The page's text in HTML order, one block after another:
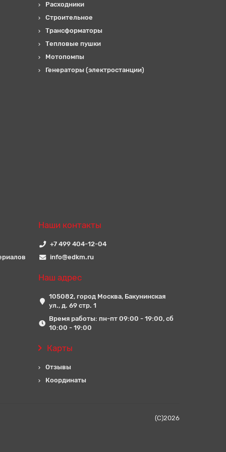
Расходники
Строительное
Трансформаторы
Тепловые пушки
Мотопомпы
Генераторы (электростанции)
Наши контакты
+7 499 404-12-04
info@edkm.ru
Наш адрес
105082, город Москва, Бакунинская
ул., д. 69 стр. 1
Время работы: пн-пт 09:00 - 19:00, сб
10:00 - 19:00
Карты
Отзывы
Координаты
(C)2026